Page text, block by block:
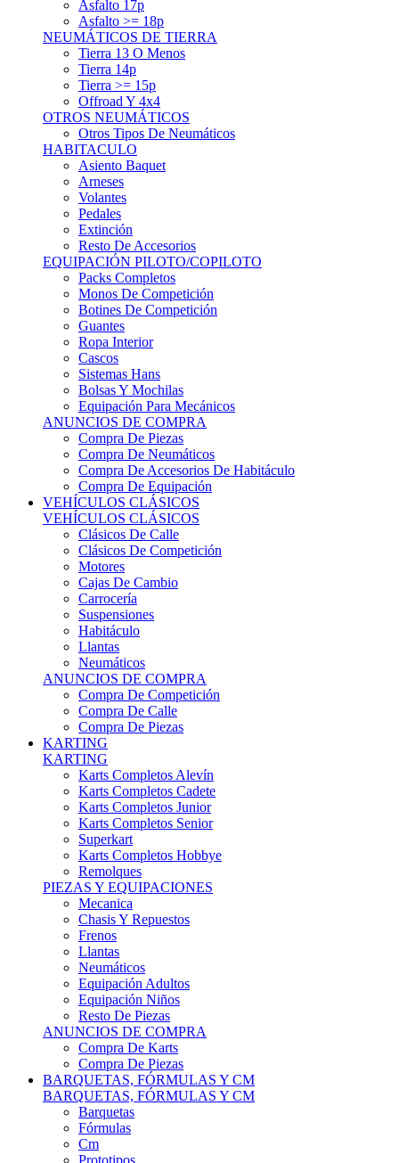
Asfalto 17p
Asfalto >= 18p
NEUMÁTICOS DE TIERRA
Tierra 13 O Menos
Tierra 14p
Tierra >= 15p
Offroad Y 4x4
OTROS NEUMÁTICOS
Otros Tipos De Neumáticos
HABITACULO
Asiento Baquet
Arneses
Volantes
Pedales
Extinción
Resto De Accesorios
EQUIPACIÓN PILOTO/COPILOTO
Packs Completos
Monos De Competición
Botines De Competición
Guantes
Ropa Interior
Cascos
Sistemas Hans
Bolsas Y Mochilas
Equipación Para Mecánicos
ANUNCIOS DE COMPRA
Compra De Piezas
Compra De Neumáticos
Compra De Accesorios De Habitáculo
Compra De Equipación
VEHÍCULOS CLÁSICOS
VEHÍCULOS CLÁSICOS
Clásicos De Calle
Clásicos De Competición
Motores
Cajas De Cambio
Carrocería
Suspensiones
Habitáculo
Llantas
Neumáticos
ANUNCIOS DE COMPRA
Compra De Competición
Compra De Calle
Compra De Piezas
KARTING
KARTING
Karts Completos Alevín
Karts Completos Cadete
Karts Completos Junior
Karts Completos Senior
Superkart
Karts Completos Hobbye
Remolques
PIEZAS Y EQUIPACIONES
Mecanica
Chasis Y Repuestos
Frenos
Llantas
Neumáticos
Equipación Adultos
Equipación Niños
Resto De Piezas
ANUNCIOS DE COMPRA
Compra De Karts
Compra De Piezas
BARQUETAS, FÓRMULAS Y CM
BARQUETAS, FÓRMULAS Y CM
Barquetas
Fórmulas
Cm
Prototipos